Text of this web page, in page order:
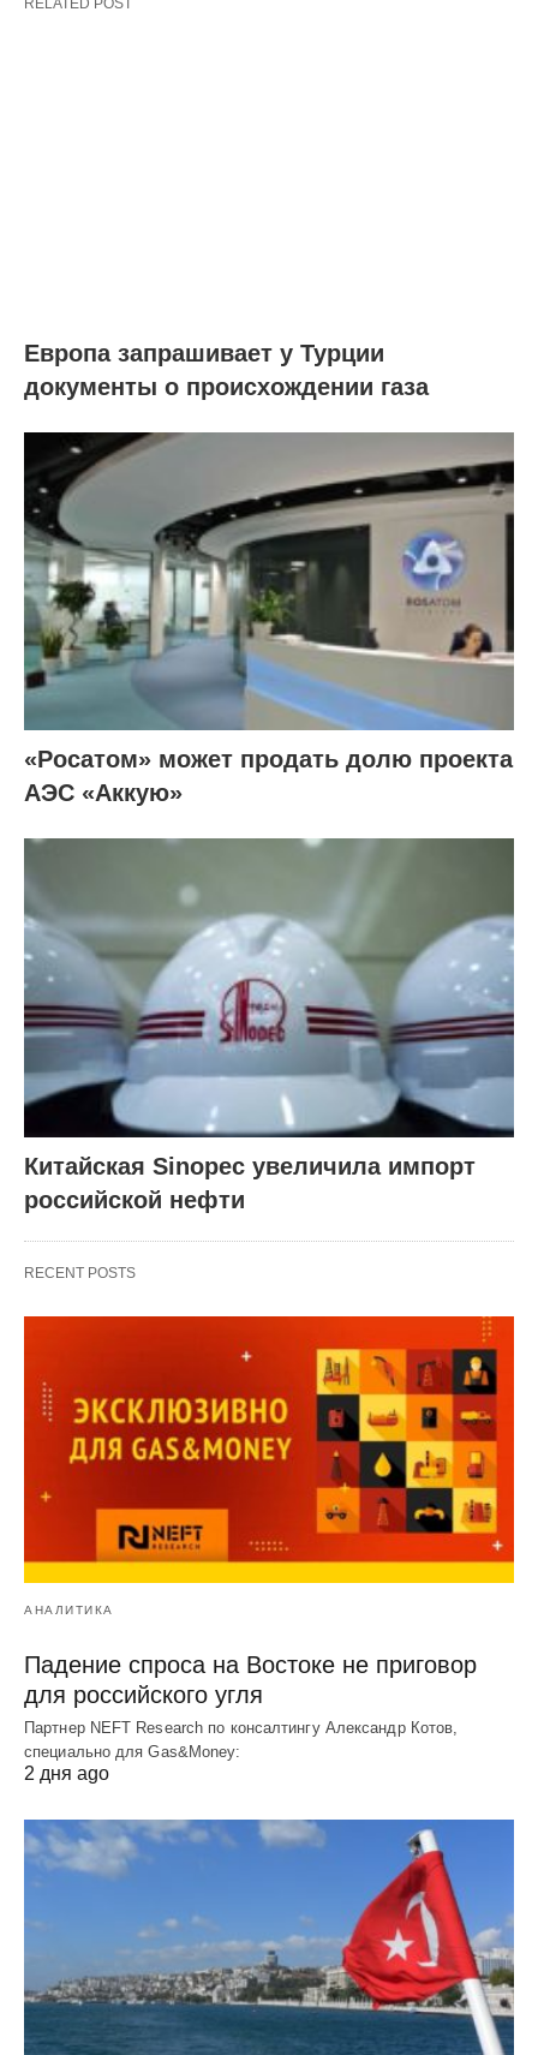
RELATED POST
Европа запрашивает у Турции
документы о происхождении газа
«Росатом» может продать долю проекта
АЭС «Аккую»
Китайская Sinopec увеличила импорт
российской нефти
RECENT POSTS
АНАЛИТИКА
Падение спроса на Востоке не приговор
для российского угля
Партнер NEFT Research по консалтингу Александр Котов,
специально для Gas&Money:
2 дня ago